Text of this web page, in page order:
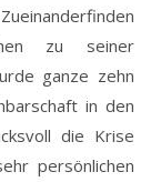
zu seiner
ganze zehn
in den
die Krise
persönlichen